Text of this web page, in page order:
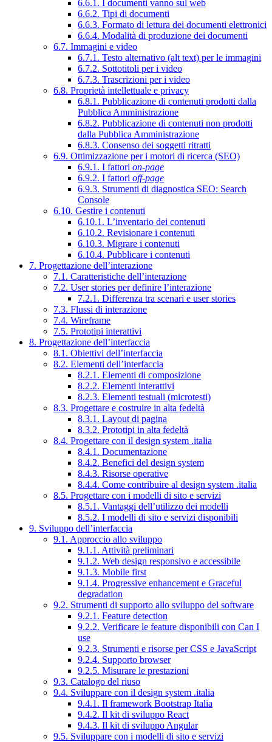
6.6.1. I documenti vanno sul web
6.6.2. Tipi di documenti
6.6.3. Formato di lettura dei documenti elettronici
6.6.4. Modalità di produzione dei documenti
6.7. Immagini e video
6.7.1. Testo alternativo (alt text) per le immagini
6.7.2. Sottotitoli per i video
6.7.3. Trascrizioni per i video
6.8. Proprietà intellettuale e privacy
6.8.1. Pubblicazione di contenuti prodotti dalla
Pubblica Amministrazione
6.8.2. Pubblicazione di contenuti non prodotti
dalla Pubblica Amministrazione
6.8.3. Consenso dei soggetti ritratti
6.9. Ottimizzazione per i motori di ricerca (SEO)
6.9.1. I fattori on-page
6.9.2. I fattori off-page
6.9.3. Strumenti di diagnostica SEO: Search
Console
6.10. Gestire i contenuti
6.10.1. L’inventario dei contenuti
6.10.2. Revisionare i contenuti
6.10.3. Migrare i contenuti
6.10.4. Pubblicare i contenuti
7. Progettazione dell’interazione
7.1. Caratteristiche dell’interazione
7.2. User stories per definire l’interazione
7.2.1. Differenza tra scenari e user stories
7.3. Flussi di interazione
7.4. Wireframe
7.5. Prototipi interattivi
8. Progettazione dell’interfaccia
8.1. Obiettivi dell’interfaccia
8.2. Elementi dell’interfaccia
8.2.1. Elementi di composizione
8.2.2. Elementi interattivi
8.2.3. Elementi testuali (microtesti)
8.3. Progettare e costruire in alta fedeltà
8.3.1. Layout di pagina
8.3.2. Prototipi in alta fedeltà
8.4. Progettare con il design system .italia
8.4.1. Documentazione
8.4.2. Benefici del design system
8.4.3. Risorse operative
8.4.4. Come contribuire al design system .italia
8.5. Progettare con i modelli di sito e servizi
8.5.1. Vantaggi dell’utilizzo dei modelli
8.5.2. I modelli di sito e servizi disponibili
9. Sviluppo dell’interfaccia
9.1. Approccio allo sviluppo
9.1.1. Attività preliminari
9.1.2. Web design responsivo e accessibile
9.1.3. Mobile first
9.1.4. Progressive enhancement e Graceful
degradation
9.2. Strumenti di supporto allo sviluppo del software
9.2.1. Feature detection
9.2.2. Verificare le feature disponibili con Can I
use
9.2.3. Strumenti e risorse per CSS e JavaScript
9.2.4. Supporto browser
9.2.5. Misurare le prestazioni
9.3. Catalogo del riuso
9.4. Sviluppare con il design system .italia
9.4.1. Il framework Bootstrap Italia
9.4.2. Il kit di sviluppo React
9.4.3. Il kit di sviluppo Angular
9.5. Sviluppare con i modelli di sito e servizi